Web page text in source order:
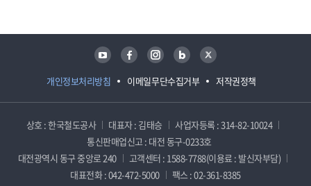
개인정보처리방침 이메일무단수집거부 저작권정책
유튜브 페이스북 인스타그램 블로그 트위터
상호 : 한국철도공사 대표자 : 김태승
사업자등록 : 314-82-10024
통신판매업신고 : 대전 동구-0233호
대전광역시 동구 중앙로 240
고객센터 : 1588-7788(이용료 : 발신자부담)
대표전화 : 042-472-5000
팩스 : 02-361-8385